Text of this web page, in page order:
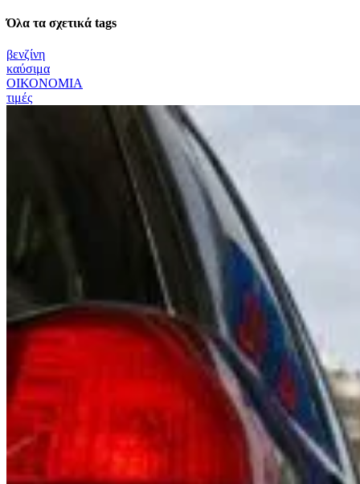
Όλα τα σχετικά tags
βενζίνη
καύσιμα
ΟΙΚΟΝΟΜΙΑ
τιμές